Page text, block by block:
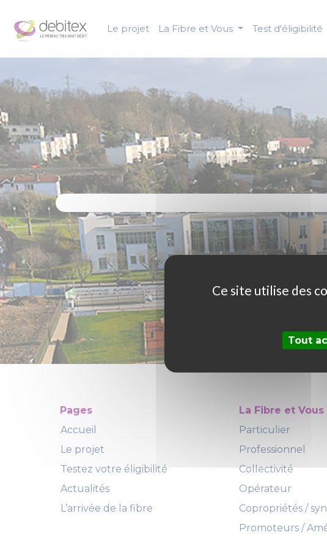
Le projet La Fibre et Vous Test d'éligibilité
Pages
Accueil
Le projet
Testez votre éligibilité
Actualités
L’arrivée de la fibre
La Fibre et Vous
Particulier
Professionnel
Collectivité
Opérateur
Copropriétés /
Promoteurs /
Ce site utilise des
Tout